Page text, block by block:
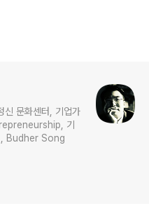
신 문화센터, 기업가
기
, Budher Song